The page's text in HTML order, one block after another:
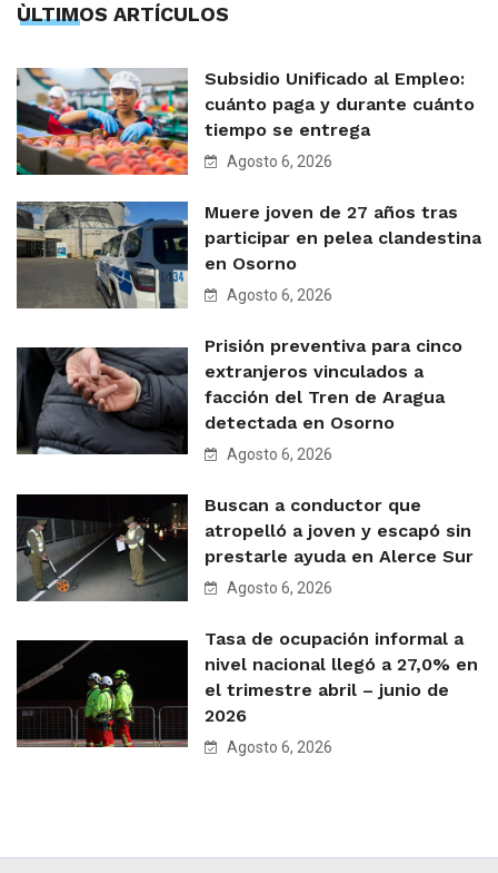
ÙLTIMOS ARTÍCULOS
Subsidio Unificado al Empleo:
cuánto paga y durante cuánto
tiempo se entrega
Agosto 6, 2026
Muere joven de 27 años tras
participar en pelea clandestina
en Osorno
Agosto 6, 2026
Prisión preventiva para cinco
extranjeros vinculados a
facción del Tren de Aragua
detectada en Osorno
Agosto 6, 2026
Buscan a conductor que
atropelló a joven y escapó sin
prestarle ayuda en Alerce Sur
Agosto 6, 2026
Tasa de ocupación informal a
nivel nacional llegó a 27,0% en
el trimestre abril – junio de
2026
Agosto 6, 2026